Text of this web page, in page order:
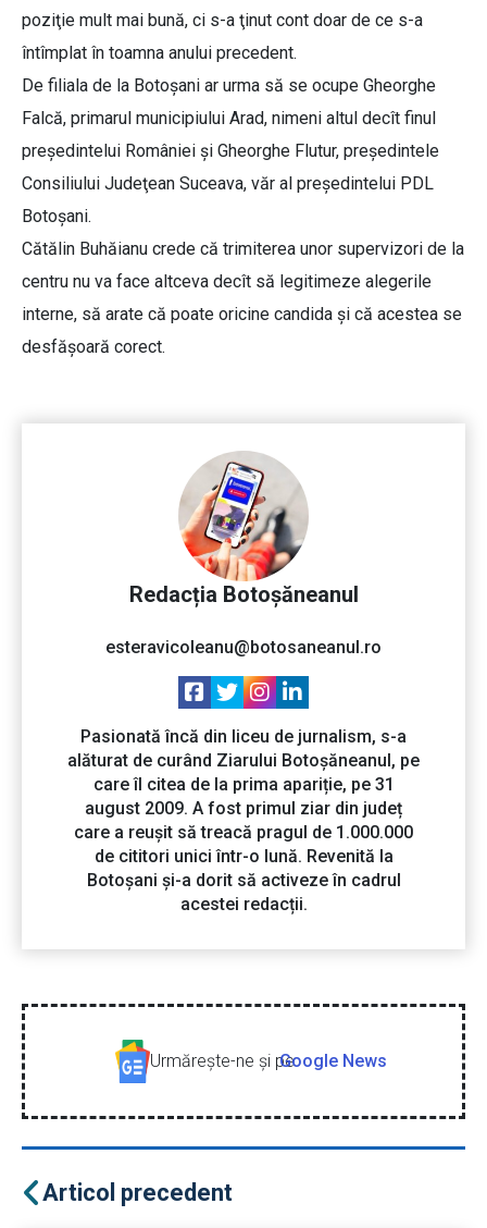
poziţie mult mai bună, ci s-a ţinut cont doar de ce s-a
întîmplat în toamna anului precedent.
De filiala de la Botoşani ar urma să se ocupe Gheorghe
Falcă, primarul municipiului Arad, nimeni altul decît finul
preşedintelui României şi Gheorghe Flutur, preşedintele
Consiliului Judeţean Suceava, văr al preşedintelui PDL
Botoşani.
Cătălin Buhăianu crede că trimiterea unor supervizori de la
centru nu va face altceva decît să legitimeze alegerile
interne, să arate că poate oricine candida şi că acestea se
desfăşoară corect.
Redacția Botoșăneanul
esteravicoleanu@botosaneanul.ro
Pasionată încă din liceu de jurnalism, s-a
alăturat de curând Ziarului Botoșăneanul, pe
care îl citea de la prima apariție, pe 31
august 2009. A fost primul ziar din județ
care a reușit să treacă pragul de 1.000.000
de cititori unici într-o lună. Revenită la
Botoșani și-a dorit să activeze în cadrul
acestei redacții.
Urmăreşte-ne şi peGoogle News
Articol precedent